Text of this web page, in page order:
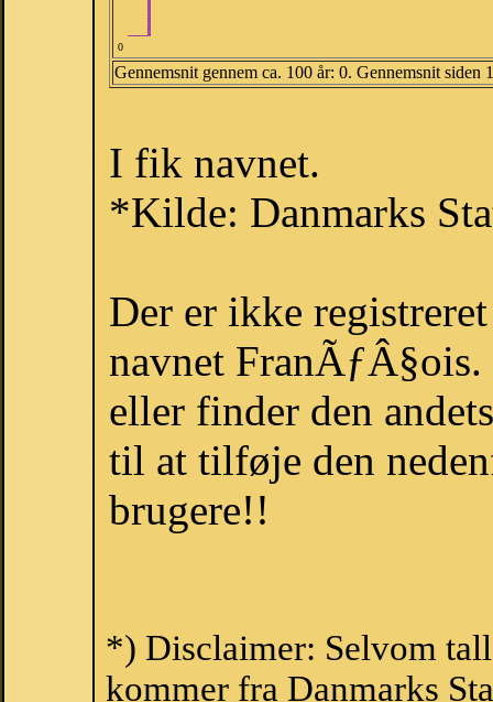
0
Gennemsnit gennem ca. 100 år: 0. Gennemsnit siden
I fik navnet.
*Kilde: Danmarks
Der er ikke
navnet
eller finder den
til at tilføje den
brugere!!
*) Disclaimer: Selvom
kommer fra Danmarks